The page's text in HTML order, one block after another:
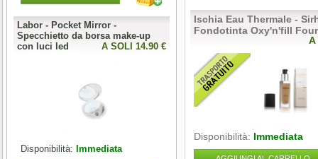
Labor - Pocket Mirror -
Specchietto da borsa make-up
con luci led
A SOLI 14.90 €
Disponibilità: Immediata
Articolo Fuori Produzione
A SOLI 0.00
Disponibilità:Esaurito
Ischia Eau Thermale -
Fondotinta Oxy'n'fill
A
Disponibilità: Immediata